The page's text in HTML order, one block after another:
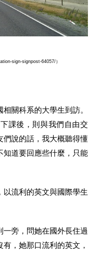
sign-signpost-64057/）
關科系的大學生到訪。
課後，則與我們自由交
們說的話，我大概聽得懂
知道要回應些什麼，只能
以流利的英文與國際學生
旁，問她在國外長住過
，她那口流利的英文，